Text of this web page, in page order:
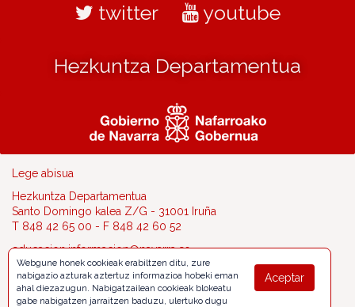
twitter youtube
Hezkuntza Departamentua
Lege abisua
Hezkuntza Departamentua
Santo Domingo kalea Z/G - 31001 Iruña
T 848 42 65 00 - F 848 42 60 52
educacion.informacion@navarra.es
Aceptar
Webgune honek cookieak erabiltzen ditu, zure
nabigazio azturak aztertuz informazioa hobeki eman
ahal diezazugun. Nabigatzailean cookieak blokeatu
gabe nabigatzen jarraitzen baduzu, ulertuko dugu